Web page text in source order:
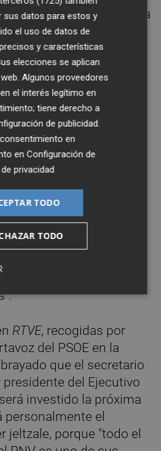
que Pedro Sánchez sea
votación y en segunda
con la abstención
el pacto con
PNV es un
en el Congreso,
que el presidente del
Pedro Sánchez,
el pacto con el
PNV, Andoni Ortuzar,
es uno de sus
RTVE, recogidas por
del PSOE en la
que el secretario
presidente del Ejecutivo
investido la próxima
el
jeltzale, porque "todo el
sus datos para estos y
el uso de datos de
y características
elecciones se aplican
Algunos proveedores
el interés legítimo en
tiene derecho a
de publicidad.
en
enConfiguración de
privacidad
TODO
TODO